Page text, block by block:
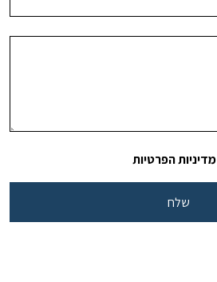
מדיניות הפרטיות